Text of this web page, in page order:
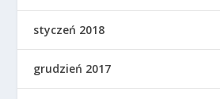
styczeń 2018
grudzień 2017